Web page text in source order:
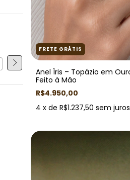
FRETE GRÁTIS
Anel Íris – Topázio em
Feito à Mão
R$4.950,00
4 x de R$1.237,50 sem juros